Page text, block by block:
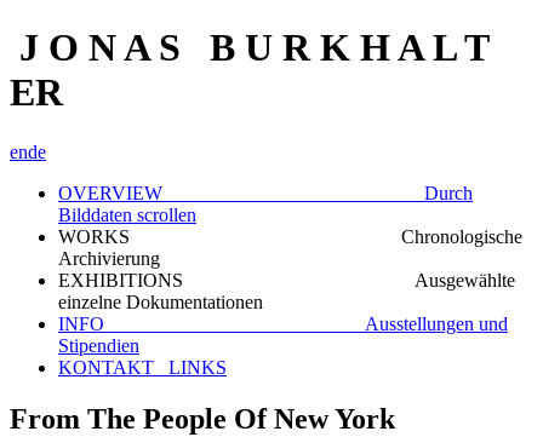
J O N A S B U R K H A L T
ER
ende
OVERVIEW Durch
Bilddaten scrollen
WORKS Chronologische
Archivierung
EXHIBITIONS Ausgewählte
einzelne Dokumentationen
INFO Ausstellungen und
Stipendien
KONTAKT_ LINKS
From The People Of New York